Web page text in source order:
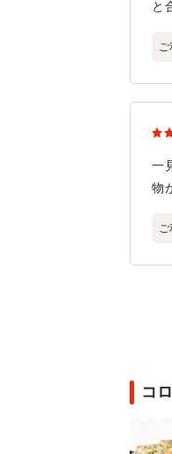
と
ご
一
物
ご
コ